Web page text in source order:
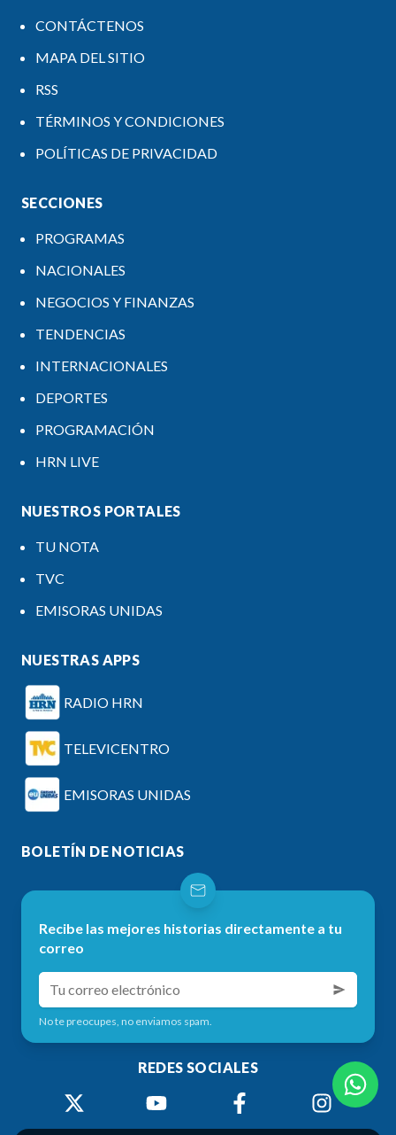
CONTÁCTENOS
MAPA DEL SITIO
RSS
TÉRMINOS Y CONDICIONES
POLÍTICAS DE PRIVACIDAD
SECCIONES
PROGRAMAS
NACIONALES
NEGOCIOS Y FINANZAS
TENDENCIAS
INTERNACIONALES
DEPORTES
PROGRAMACIÓN
HRN LIVE
NUESTROS PORTALES
TU NOTA
TVC
EMISORAS UNIDAS
NUESTRAS APPS
RADIO HRN
TELEVICENTRO
EMISORAS UNIDAS
BOLETÍN DE NOTICIAS
Recibe las mejores historias directamente a tu
correo
No te preocupes, no enviamos spam.
REDES SOCIALES